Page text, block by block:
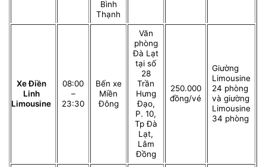
Bình
Thạnh
Xe Điền
Linh
Limousine
08:00
–
23:30
Bến xe
Miền
Đông
Văn
phòng
Đà Lạt
tại số
28
Trần
Hưng
Đạo,
P. 10,
Tp Đà
Lạt,
Lâm
Đồng
250.000
đồng/vé
Giường
Limousine
24 phòng
và giường
Limousine
34 phòng